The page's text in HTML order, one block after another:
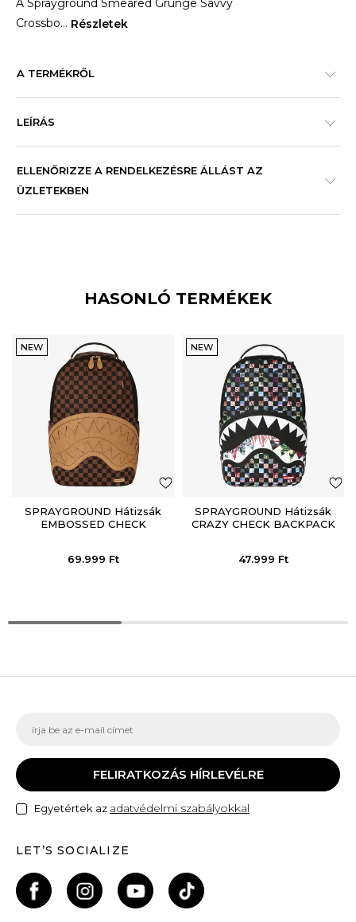
A Sprayground Smeared Grunge Savvy
Crossbo... Részletek
A TERMÉKRŐL
LEÍRÁS
ELLENŐRIZZE A RENDELKEZÉSRE ÁLLÁST AZ
ÜZLETEKBEN
HASONLÓ TERMÉKEK
NEW
SPRAYGROUND Hátizsák
EMBOSSED CHECK
69.999 Ft
NEW
SPRAYGROUND Hátizsák
CRAZY CHECK BACKPACK
47.999 Ft
FELIRATKOZÁS HÍRLEVÉLRE
Egyetértek az adatvédelmi szabályokkal
LET’S SOCIALIZE